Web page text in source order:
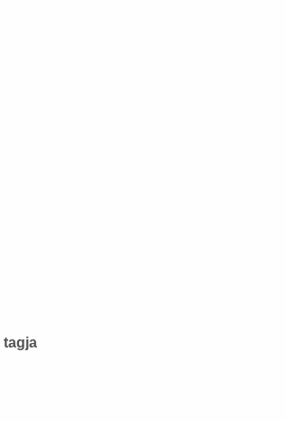
tagja